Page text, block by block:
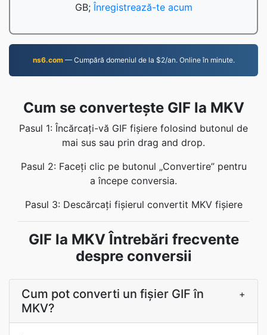
GB;Înregistrează-te acum
ns6.com— Cumpără domeniul de la $2/an. Online în minute.
Cum se convertește GIF la MKV
Pasul 1: Încărcați-vă GIF fișiere folosind butonul de
mai sus sau prin drag and drop.
Pasul 2: Faceți clic pe butonul „Convertire” pentru
a începe conversia.
Pasul 3: Descărcați fișierul convertit MKV fișiere
GIF la MKV Întrebări frecvente
despre conversii
Cum pot converti un fișier GIF în
MKV?
+